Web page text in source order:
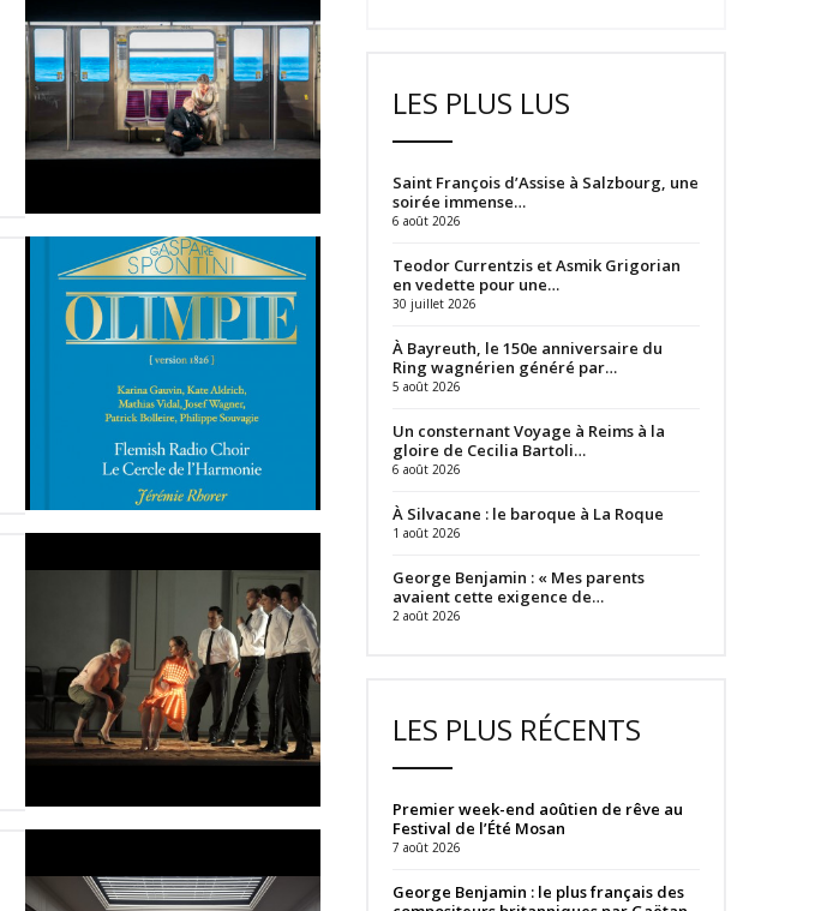
LES PLUS LUS
Saint François d’Assise à Salzbourg, une
soirée immense…
6 août 2026
Teodor Currentzis et Asmik Grigorian
en vedette pour une…
30 juillet 2026
À Bayreuth, le 150e anniversaire du
Ring wagnérien généré par…
5 août 2026
Un consternant Voyage à Reims à la
gloire de Cecilia Bartoli…
6 août 2026
À Silvacane : le baroque à La Roque
1 août 2026
George Benjamin : « Mes parents
avaient cette exigence de…
2 août 2026
LES PLUS RÉCENTS
Premier week-end aoûtien de rêve au
Festival de l’Été Mosan
7 août 2026
George Benjamin : le plus français des